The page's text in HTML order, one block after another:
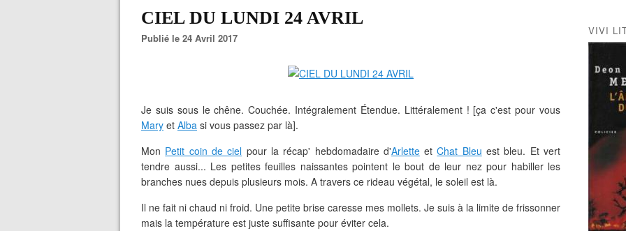
CIEL DU LUNDI 24 AVRIL
Publié le 24 Avril 2017
Je suis sous le chêne. Couchée. Intégralement Étendue. Littéralement ! [ça c'est pour vous
Mary et Alba si vous passez par là].
Mon Petit coin de ciel pour la récap' hebdomadaire d'ArletteetChat Bleu est bleu. Et vert
tendre aussi... Les petites feuilles naissantes pointent le bout de leur nez pour habiller les
branches nues depuis plusieurs mois. A travers ce rideau végétal, le soleil est là.
Il ne fait ni chaud ni froid. Une petite brise caresse mes mollets. Je suis à la limite de frissonner
mais la température est juste suffisante pour éviter cela.
VIVI